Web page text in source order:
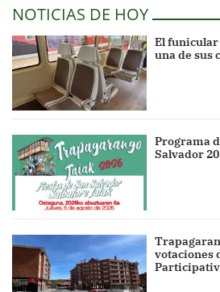
NOTICIAS DE HOY
El
una de sus
Programa
Salvador
votaciones